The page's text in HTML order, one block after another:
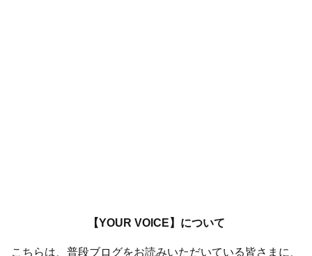
【YOUR VOICE】について
こちらは、普段ブログをお読みいただいている皆さまに、